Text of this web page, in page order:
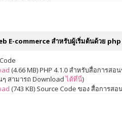
E-commerce สำหรับผู้เริ่มต้นด้วย php
(4.66 MB) PHP 4.1.0 สำหรับสื่อการส
ๆ สามารถ Downloadได้ที่นี่)
(743 KB) Source Code ของ สื่อการส